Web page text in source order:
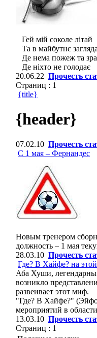
Гей мій соколе літай
Та в майбутнє
Де нема пожеж та
Де ніхто не голодає
20.06.22 Прочесть
Страниц : 1
{title}
{header}
07.02.10 Прочесть
С 1 мая – Фернандес
Новым тренером
должность – 1 мая
28.03.10 Прочесть
Где? В Хайфе? на
Аба Хуши,
возникло
развеивает этот миф.
"Где? В Хайфе?"
мероприятий в
13.03.10 Прочесть
Страниц : 1